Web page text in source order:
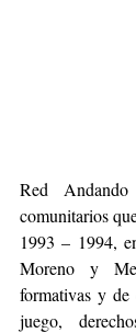
Red
comunitarios
1993 – 1994,
Moreno y
formativas y de
juego,